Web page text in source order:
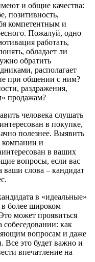
и общие качества:
позитивность,
компетентным и
Пожалуй, одно
работать,
обладает ли
обратить
располагает
при общении с ним?
раздражения,
продажам?
человека слушать
в покупке,
полезнее. Выявить
компании и
в ваших
вопросы, если вас
ваши слова – кандидат
в «идеальные»
более широком
может проявиться
собеседовании: как
вопросам и даже
Все это будет важно и
впечатление на